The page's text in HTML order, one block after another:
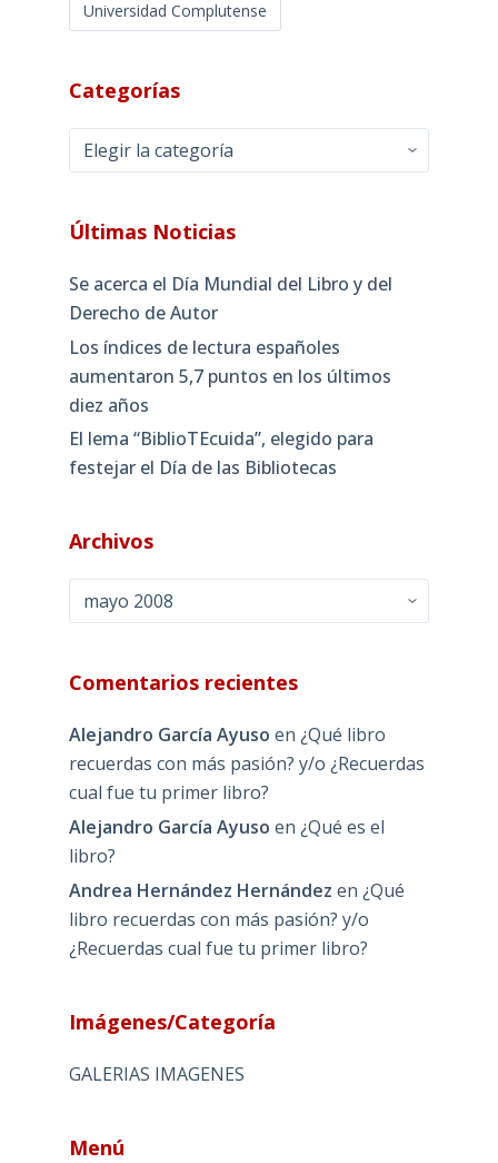
Universidad Complutense
Categorías
Categorías
Últimas Noticias
Se acerca el Día Mundial del Libro y del
Derecho de Autor
Los índices de lectura españoles
aumentaron 5,7 puntos en los últimos
diez años
El lema “BiblioTEcuida”, elegido para
festejar el Día de las Bibliotecas
Archivos
Comentarios recientes
Alejandro García Ayuso en ¿Qué libro
recuerdas con más pasión? y/o ¿Recuerdas
cual fue tu primer libro?
Alejandro García Ayuso en ¿Qué es el
libro?
Andrea Hernández Hernández en ¿Qué
libro recuerdas con más pasión? y/o
¿Recuerdas cual fue tu primer libro?
Imágenes/Categoría
GALERIAS IMAGENES
Menú